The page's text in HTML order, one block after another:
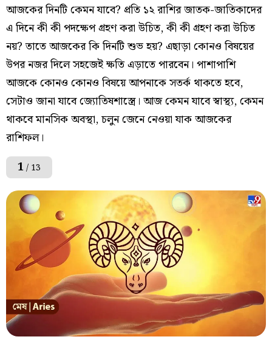
আজকের দিনটি কেমন যাবে? প্রতি ১২ রাশির জাতক-জাতিকাদের
এ দিনে কী কী পদক্ষেপ গ্রহণ করা উচিত, কী কী গ্রহণ করা উচিত
নয়? তাতে আজকের কি দিনটি শুভ হয়? এছাড়া কোনও বিষয়ের
উপর নজর দিলে সহজেই ক্ষতি এড়াতে পারবেন। পাশাপাশি
আজকে কোনও কোনও বিষয়ে আপনাকে সতর্ক থাকতে হবে,
সেটাও জানা যাবে জ্যোতিষশাস্ত্রে। আজ কেমন যাবে স্বাস্থ্য, কেমন
থাকবে মানসিক অবস্থা, চলুন জেনে নেওয়া যাক আজকের
রাশিফল।
1/ 13